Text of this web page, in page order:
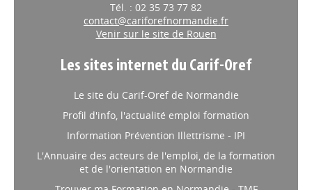
Tél. : 02 35 73 77 82
contact@cariforefnormandie.fr
Venir sur le site de Rouen
Les sites internet du Carif-Oref
Le site du Carif-Oref de Normandie
Profil d'info, l'actualité emploi formation
Information Prévention Illettrisme - IPI
L'Annuaire des acteurs de l'emploi, de la formation
et de l'orientation en Normandie